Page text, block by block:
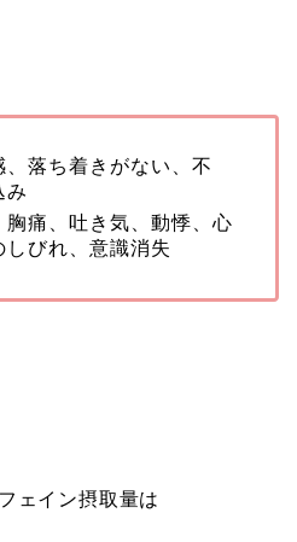
落ち着きがない、不
み
痛、吐き気、動悸、心
びれ、意識消失
ェイン摂取量は